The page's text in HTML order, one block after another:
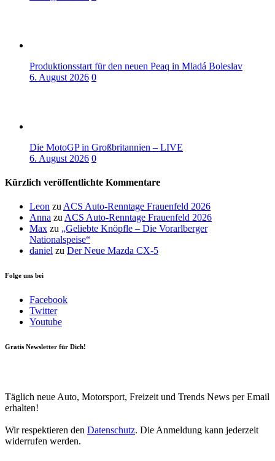
Produktionsstart für den neuen Peaq in Mladá Boleslav
6. August 2026 0
Die MotoGP in Großbritannien – LIVE
6. August 2026 0
Kürzlich veröffentlichte Kommentare
Leon zu ACS Auto-Renntage Frauenfeld 2026
Anna zu ACS Auto-Renntage Frauenfeld 2026
Max zu „Geliebte Knöpfle – Die Vorarlberger
Nationalspeise“
daniel zu Der Neue Mazda CX-5
Folge uns bei
Facebook
Twitter
Youtube
Gratis Newsletter für Dich!
Täglich neue Auto, Motorsport, Freizeit und Trends News per Email
erhalten!
Wir respektieren den Datenschutz. Die Anmeldung kann jederzeit
widerrufen werden.